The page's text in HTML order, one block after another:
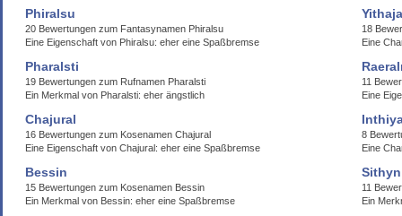
Phiralsu
20 Bewertungen zum Fantasynamen Phiralsu
Eine Eigenschaft von Phiralsu: eher eine Spaßbremse
Yithaja
18
Eine
Pharalsti
19 Bewertungen zum Rufnamen Pharalsti
Ein Merkmal von Pharalsti: eher ängstlich
11
Eine
Chajural
16 Bewertungen zum Kosenamen Chajural
Eine Eigenschaft von Chajural: eher eine Spaßbremse
8
Eine
Bessin
15 Bewertungen zum Kosenamen Bessin
Ein Merkmal von Bessin: eher eine Spaßbremse
Sithyn
11
Ein